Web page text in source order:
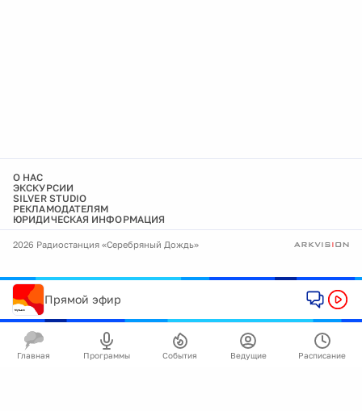
О НАС
ЭКСКУРСИИ
SILVER STUDIO
РЕКЛАМОДАТЕЛЯМ
ЮРИДИЧЕСКАЯ ИНФОРМАЦИЯ
2026 Радиостанция «Серебряный Дождь»
Прямой эфир
Главная Программы События Ведущие Расписание